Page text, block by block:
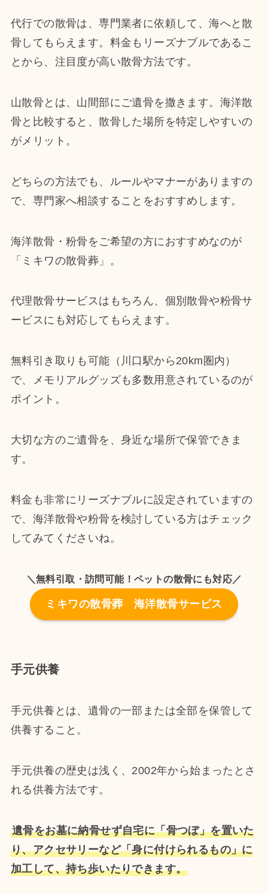
代行での散骨は、専門業者に依頼して、海へと散
骨してもらえます。料金もリーズナブルであるこ
とから、注目度が高い散骨方法です。
山散骨とは、山間部にご遺骨を撒きます。海洋散
骨と比較すると、散骨した場所を特定しやすいの
がメリット。
どちらの方法でも、ルールやマナーがありますの
で、専門家へ相談することをおすすめします。
海洋散骨・粉骨をご希望の方におすすめなのが
「ミキワの散骨葬」。
代理散骨サービスはもちろん、個別散骨や粉骨サ
ービスにも対応してもらえます。
無料引き取りも可能（川口駅から20km圏内）
で、メモリアルグッズも多数用意されているのが
ポイント。
大切な方のご遺骨を、身近な場所で保管できま
す。
料金も非常にリーズナブルに設定されていますの
で、海洋散骨や粉骨を検討している方はチェック
してみてくださいね。
＼無料引取・訪問可能！ペットの散骨にも対応／
ミキワの散骨葬 海洋散骨サービス
手元供養
手元供養とは、遺骨の一部または全部を保管して
供養すること。
手元供養の歴史は浅く、2002年から始まったとさ
れる供養方法です。
遺骨をお墓に納骨せず自宅に「骨つぼ」を置いた
り、アクセサリーなど「身に付けられるもの」に
加工して、持ち歩いたりできます。